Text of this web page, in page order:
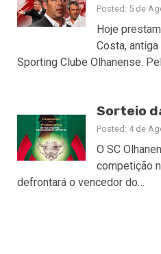
Posted: 5 de
Hoje
Costa,
Sporting Clube Olhanense.
Sorteio
Posted: 4 de
O SC
competição
defrontará o vencedor do…